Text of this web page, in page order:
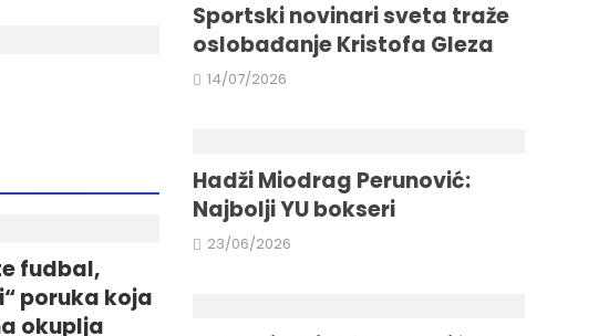
fudbal,
poruka koja
okuplja
Sportski novinari sveta traže
oslobađanje Kristofa Gleza
14/07/2026
Hadži Miodrag Perunović:
Najbolji YU bokseri
23/06/2026